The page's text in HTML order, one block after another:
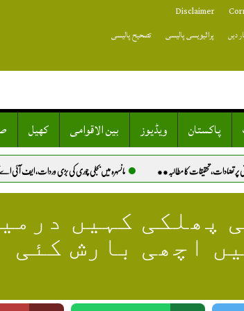
Disclaimer
دیں پرائیویسی پالیسی
تصحیح پالیسی
پاکستان ویڈیوز بین الاقوامی کھیل
مانسہرہ میں بجلی چوری کی بڑی وردات، ایف آئی اے کا چھاپہ. خیرپور: کتے
پھلکی کہیں
اچھی بارش کئی